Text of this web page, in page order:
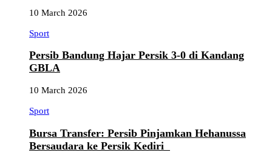
10 March 2026
Sport
Persib Bandung Hajar Persik 3-0 di Kandang
GBLA
10 March 2026
Sport
Bursa Transfer: Persib Pinjamkan Hehanussa
Bersaudara ke Persik Kediri